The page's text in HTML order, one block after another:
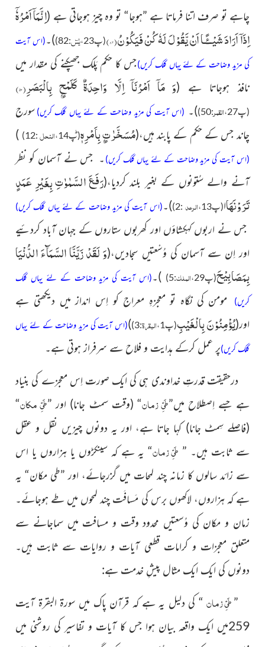
چاہے تو صرف اتنا فرماتا ہے ”ہوجا“ تو وہ چیز ہوجاتی ہے (اِنَّمَاۤ اَمْرُهٗۤ
اِذَاۤ اَرَادَ شَیْــٴًـا اَنْ یَّقُوْلَ لَهٗ كُنْ فَیَكُوْنُ(۸۲) (پ23، یٰسٓ:82)
)۔(اس آیت
کی مزید وضاحت کے لئے یہاں کلک کریں)جس کا حکم پَلَک جھپکنے کی مقدار میں
نافذ ہوجاتا ہے (وَ مَاۤ اَمْرُنَاۤ اِلَّا وَاحِدَةٌ كَلَمْحٍۭ بِالْبَصَرِ(۵۰)
(پ27، القمر:50)
)۔ (اس آیت کی مزید وضاحت کے لئے یہاں کلک کریں) سورج
چاند جس کے حکم کے پابند ہیں،(مُسَخَّرٰتٍۭ بِاَمْرِهٖؕ(پ14، النحل :12)
)
(اس آیت کی مزید وضاحت کے لئے یہاں کلک کریں) ۔ جس نے آسمان کو نظر
آنے والے سُتونوں کے بغیر بلند کردیا،(رَفَعَ السَّمٰوٰتِ بِغَیْرِ عَمَدٍ
تَرَوْنَهَاا(پ13، الرعد :2)
)۔(اس آیت کی مزید وضاحت کے لئے یہاں کلک کریں)
جس نے اربوں کہکشاؤں اور کھربوں ستاروں کے جہان آباد کردئیے
اور اِن سے آسمان کی وُسْعتیں سجادیں،(وَ لَقَدْ زَیَّنَّا السَّمَآءَ الدُّنْیَا
بِمَصَابِیْحَ(پ29، الملک:5)
)۔(اس آیت کی مزید وضاحت کے لئے یہاں کلک
کریں)
مومن کی نگاہ تو معجزہِ معراج کو اِس انداز میں دیکھتی ہے
اور(یُؤْمِنُوْنَ بِالْغَیْبِ(پ1، البقرۃ:3)
)(اس آیت کی مزید وضاحت کے لئے یہاں
کلک کریں)پر عمل کرکے ہدایت و فلاح سے سرفراز ہوتی ہے۔
درحقیقت قدرتِ خداوندی ہی کی ایک صورت اِس معجزے کی بنیاد
ہے جسے اِصطلاح میں”طَیِّ زمان“ (وقت سمٹ جانا) اور ”طَیِّ مکان“
(فاصلے سِمٹ جانا)کہا جاتا ہے، اور یہ دونوں چیزیں نقل و عقل
سے ثابت ہیں۔ ” طَیِّ زمان“ یہ ہے کہ سینکڑوں یا ہزاروں یا اس
سے زائد سالوں کا زمانہ چند لمحات میں گزرجائے، اور ”طی مکان“ یہ
ہے کہ ہزاروں، لاکھوں برس کی مَسافَت چند لمحوں میں طے ہوجائے۔
زمان و مکان کی وُسعتیں محدود وقت و مسافت میں سماجانے سے
متعلق معجزات و کرامات قطعی آیات و روایات سے ثابت ہیں۔
دونوں کی ایک ایک مثال پیشِ خدمت ہے:
”طَیِّ زمان“ کی دلیل یہ ہے کہ قرآن پاک میں سورۃ البقرۃ آیت
259میں ایک واقعہ بیان ہوا جس کا آیات و تفاسیر کی روشنی میں